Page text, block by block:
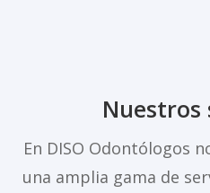
Nuestros
En DISO Odontólogos
una amplia gama de